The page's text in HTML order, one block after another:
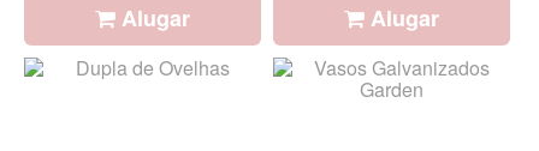
Alugar Alugar